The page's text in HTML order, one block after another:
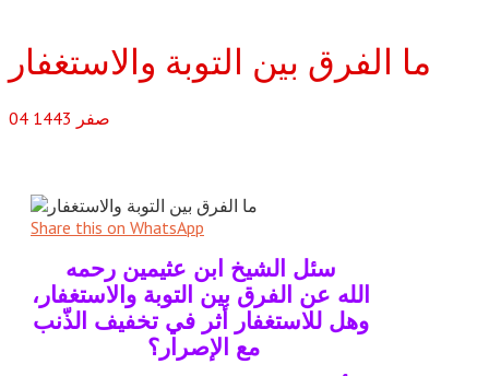
ما الفرق بين التوبة والاستغفار
04 صفر 1443
Share this on WhatsApp
سئل الشيخ ابن عثيمين رحمه
الله عن الفرق بين التوبة والاستغفار،
وهل للاستغفار أثر في تخفيف الذّنب
مع الإصرار؟